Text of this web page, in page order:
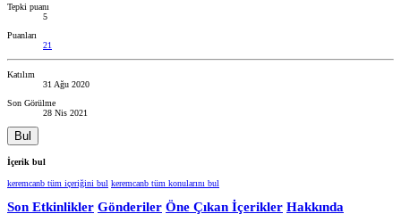
Tepki puanı
5
Puanları
21
Katılım
31 Ağu 2020
Son Görülme
28 Nis 2021
Bul
İçerik bul
keremcanb tüm içeriğini bul keremcanb tüm konularını bul
Son Etkinlikler Gönderiler Öne Çıkan İçerikler Hakkında